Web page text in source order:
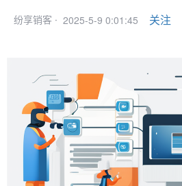
纷享销客 · 2025-5-9 0:01:45 关注